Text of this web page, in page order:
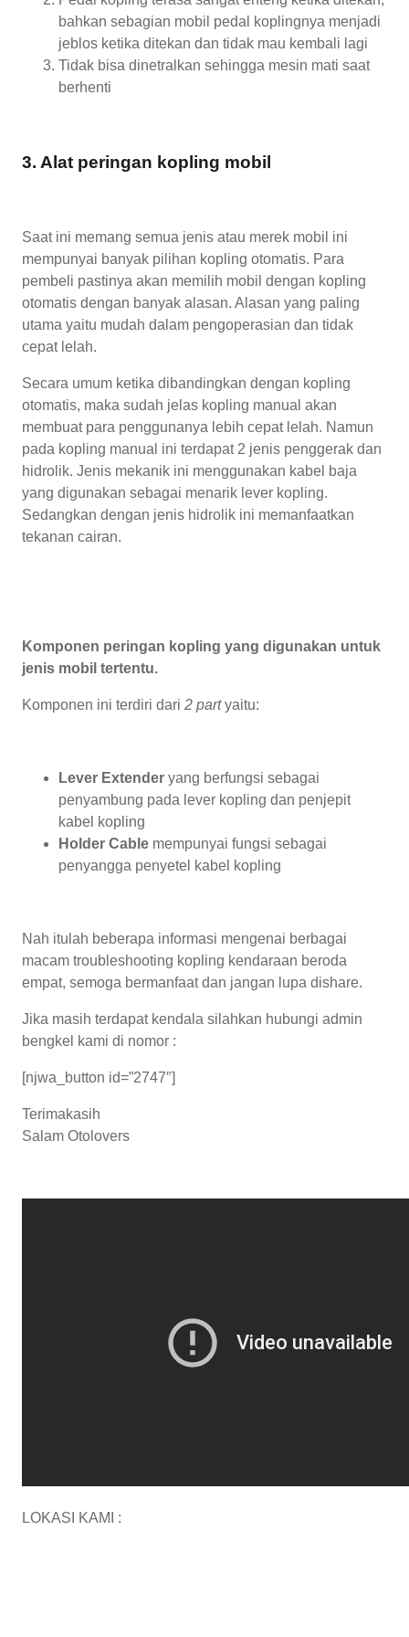
bahkan sebagian mobil pedal koplingnya menjadi
jeblos ketika ditekan dan tidak mau kembali lagi
Tidak bisa dinetralkan sehingga mesin mati saat
berhenti
3. Alat peringan kopling mobil
Saat ini memang semua jenis atau merek mobil ini
mempunyai banyak pilihan kopling otomatis. Para
pembeli pastinya akan memilih mobil dengan kopling
otomatis dengan banyak alasan. Alasan yang paling
utama yaitu mudah dalam pengoperasian dan tidak
cepat lelah.
Secara umum ketika dibandingkan dengan kopling
otomatis, maka sudah jelas kopling manual akan
membuat para penggunanya lebih cepat lelah. Namun
pada kopling manual ini terdapat 2 jenis penggerak dan
hidrolik. Jenis mekanik ini menggunakan kabel baja
yang digunakan sebagai menarik lever kopling.
Sedangkan dengan jenis hidrolik ini memanfaatkan
tekanan cairan.
Komponen peringan kopling yang digunakan untuk
jenis mobil tertentu.
Komponen ini terdiri dari 2 partyaitu:
Lever Extender yang berfungsi sebagai
penyambung pada lever kopling dan penjepit
kabel kopling
Holder Cable mempunyai fungsi sebagai
penyangga penyetel kabel kopling
Nah itulah beberapa informasi mengenai berbagai
macam troubleshooting kopling kendaraan beroda
empat, semoga bermanfaat dan jangan lupa dishare.
Jika masih terdapat kendala silahkan hubungi admin
bengkel kami di nomor :
[njwa_button id=”2747″]
Terimakasih
Salam Otolovers
LOKASI KAMI :